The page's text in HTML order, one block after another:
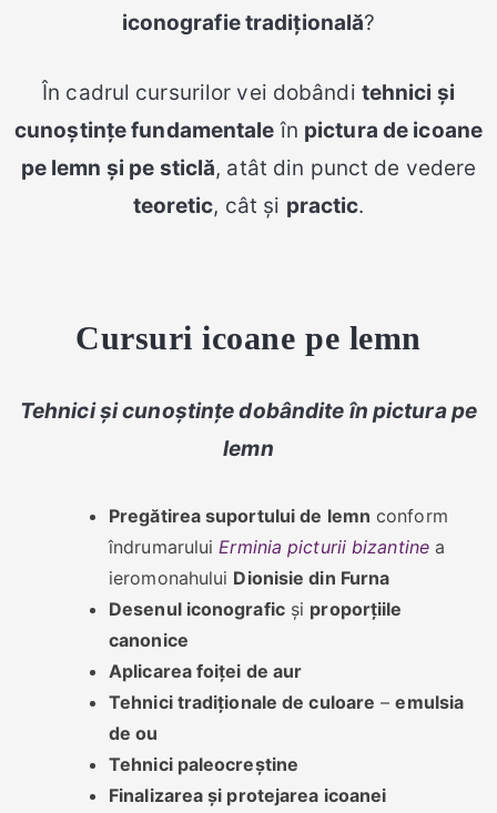
iconografie tradițională?
În cadrul cursurilor vei dobândi tehnici și
cunoștințe fundamentale în pictura de icoane
pe lemn și pe sticlă, atât din punct de vedere
teoretic, cât și practic.
Cursuri icoane pe lemn
Tehnici și cunoștințe dobândite în pictura pe
lemn
Pregătirea suportului de lemn conform
îndrumarului Erminia picturii bizantinea
ieromonahului Dionisie din Furna
Desenul iconograficși proporțiile
canonice
Aplicarea foiței de aur
Tehnici tradiționale de culoare –emulsia
de ou
Tehnici paleocreștine
Finalizarea și protejarea icoanei